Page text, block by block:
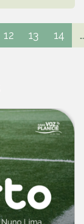
12 13 14 ...